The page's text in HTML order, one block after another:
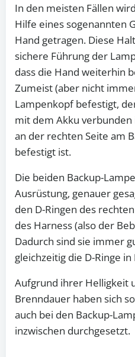
In den meisten Fällen
Hilfe eines sogenannten
Hand getragen. Diese
sichere Führung der
dass die Hand weiterhin
Zumeist (aber nicht
Lampenkopf befestigt,
mit dem Akku verbunden
an der rechten Seite am
befestigt ist.
Die beiden Backup-
Ausrüstung, genauer
den D-Ringen des
des Harness (also der
Dadurch sind sie immer
gleichzeitig die D-Ringe in
Aufgrund ihrer Helligkeit
Brenndauer haben sich
auch bei den Backup-
inzwischen durchgesetzt.